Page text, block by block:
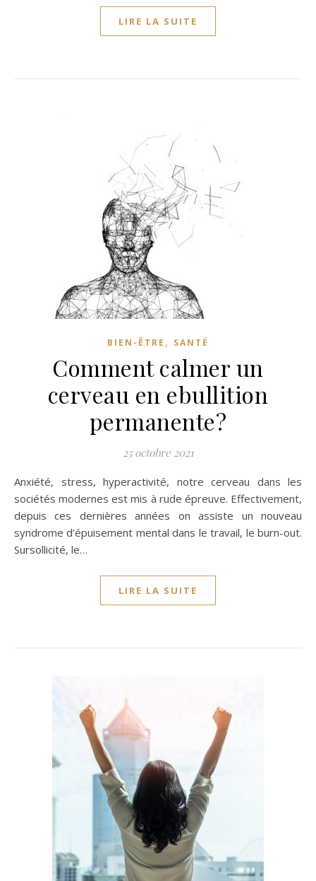
LIRE LA SUITE
BIEN-ÊTRE , SANTÉ
Comment calmer un
cerveau en ebullition
permanente?
25 octobre 2021
Anxiété, stress, hyperactivité, notre cerveau dans les
sociétés modernes est mis à rude épreuve. Effectivement,
depuis ces dernières années on assiste un nouveau
syndrome d’épuisement mental dans le travail, le burn-out.
Sursollicité, le…
LIRE LA SUITE